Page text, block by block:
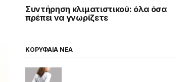
Συντήρηση κλιματιστικού: όλα όσα
πρέπει να γνωρίζετε
ΚΟΡΥΦΑΙΑ ΝΕΑ